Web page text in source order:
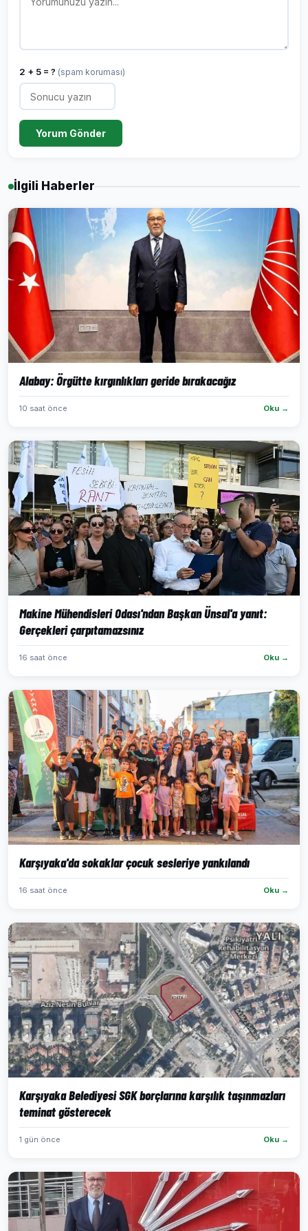
2 + 5 = ? (spam koruması)
Yorum Gönder
İlgili Haberler
Alabay: Örgütte kırgınlıkları geride bırakacağız
10 saat önce Oku →
Makine Mühendisleri Odası'ndan Başkan Ünsal'a yanıt:
Gerçekleri çarpıtamazsınız
16 saat önce Oku →
Karşıyaka'da sokaklar çocuk sesleriye yankılandı
16 saat önce Oku →
Karşıyaka Belediyesi SGK borçlarına karşılık taşınmazları
teminat gösterecek
1 gün önce Oku →